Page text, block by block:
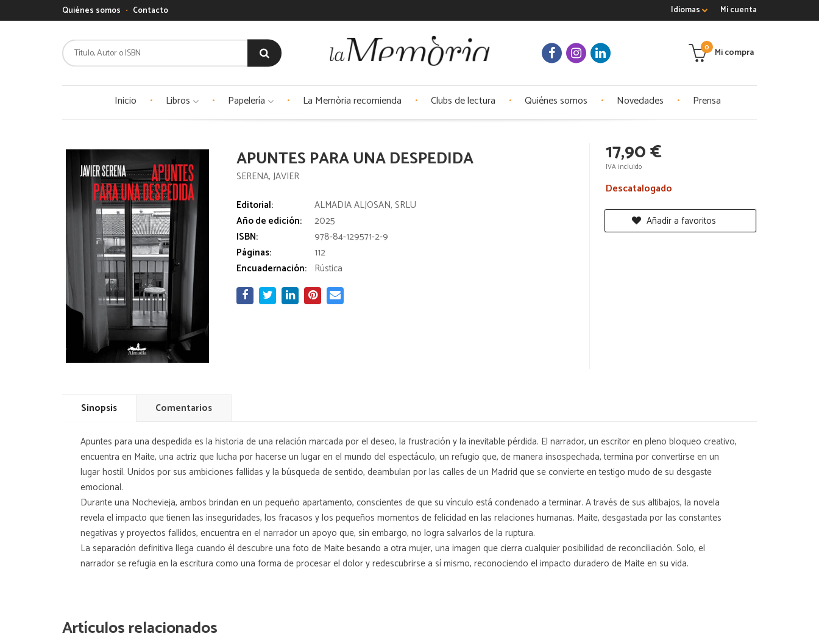
Mi cuenta
Idiomas
Quiénes somos Contacto
Mi compra
0
Inicio Libros Papelería La Memòria recomienda Clubs de lectura Quiénes somos Novedades Prensa
APUNTES PARA UNA DESPEDIDA
SERENA, JAVIER
Editorial:
ALMADIA ALJOSAN, SRLU
Año de edición:
2025
ISBN:
978-84-129571-2-9
Páginas:
112
Encuadernación: Rústica
17,90 €
IVA incluido
Descatalogado
Añadir a favoritos
Sinopsis Comentarios
Apuntes para una despedida es la historia de una relación marcada por el deseo, la frustración y la inevitable pérdida. El narrador, un escritor en pleno bloqueo creativo,
encuentra en Maite, una actriz que lucha por hacerse un lugar en el mundo del espectáculo, un refugio que, de manera insospechada, termina por convertirse en un
lugar hostil. Unidos por sus ambiciones fallidas y la búsqueda de sentido, deambulan por las calles de un Madrid que se convierte en testigo mudo de su desgaste
emocional.
Durante una Nochevieja, ambos brindan en un pequeño apartamento, conscientes de que su vínculo está condenado a terminar. A través de sus altibajos, la novela
revela el impacto que tienen las inseguridades, los fracasos y los pequeños momentos de felicidad en las relaciones humanas. Maite, desgastada por las constantes
negativas y proyectos fallidos, encuentra en el narrador un apoyo que, sin embargo, no logra salvarlos de la ruptura.
La separación definitiva llega cuando él descubre una foto de Maite besando a otra mujer, una imagen que cierra cualquier posibilidad de reconciliación. Solo, el
narrador se refugia en la escritura como una forma de procesar el dolor y redescubrirse a sí mismo, reconociendo el impacto duradero de Maite en su vida.
Artículos relacionados